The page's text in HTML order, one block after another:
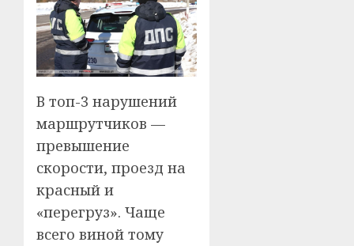
В топ-3 нарушений
маршрутчиков —
превышение
скорости, проезд на
красный и
«перегруз». Чаще
всего виной тому